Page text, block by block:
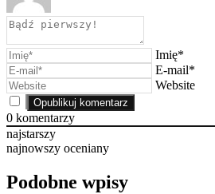
Imię*
E-mail*
Website
0 komentarzy
najstarszy
najnowszy oceniany
Podobne wpisy